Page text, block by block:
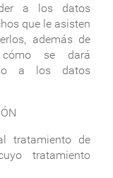
a los datos
que le asisten
además de
se dará
a los datos
tratamiento de
tratamiento